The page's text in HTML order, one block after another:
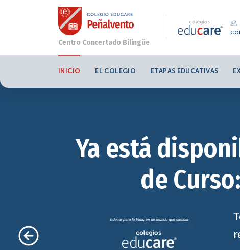
INICIO EL COLEGIO ETAPAS EDUCATIVAS
Ya está
de